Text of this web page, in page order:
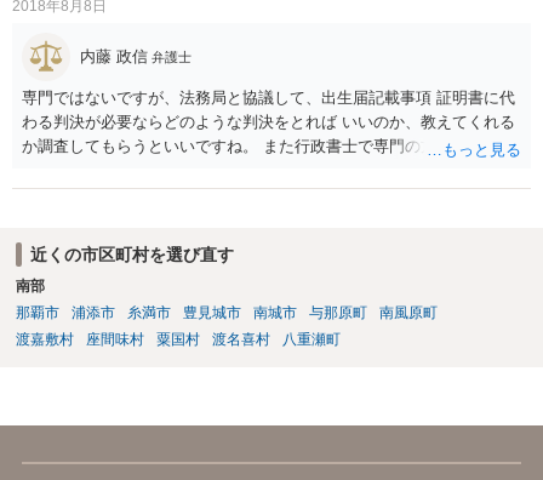
2018年8月8日
内藤 政信 弁護士
専門ではないですが、法務局と協議して、出生届記載事項 証明書に代
わる判決が必要ならどのような判決をとれば いいのか、教えてくれる
か調査してもらうといいですね。 また行政書士で専門の方がいそうな
近くの市区町村を選び直す
南部
那覇市
浦添市 糸満市 豊見城市 南城市 与那原町
南風原町
渡嘉敷村
座間味村 粟国村 渡名喜村 八重瀬町